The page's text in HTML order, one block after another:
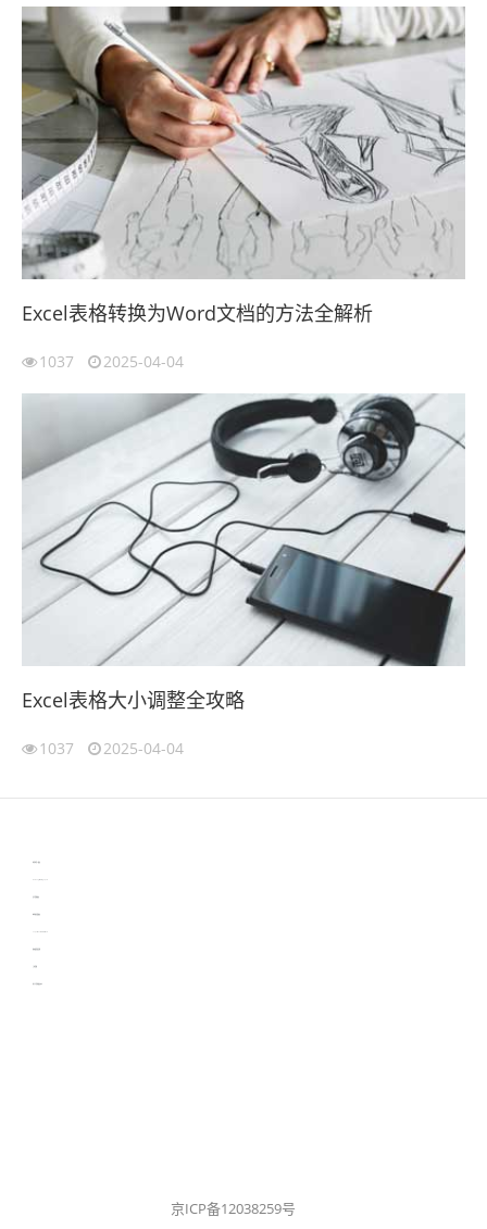
Excel表格转换为Word文档的方法全解析
1037 2025-04-04
Excel表格大小调整全攻略
1037 2025-04-04
京ICP备12038259号